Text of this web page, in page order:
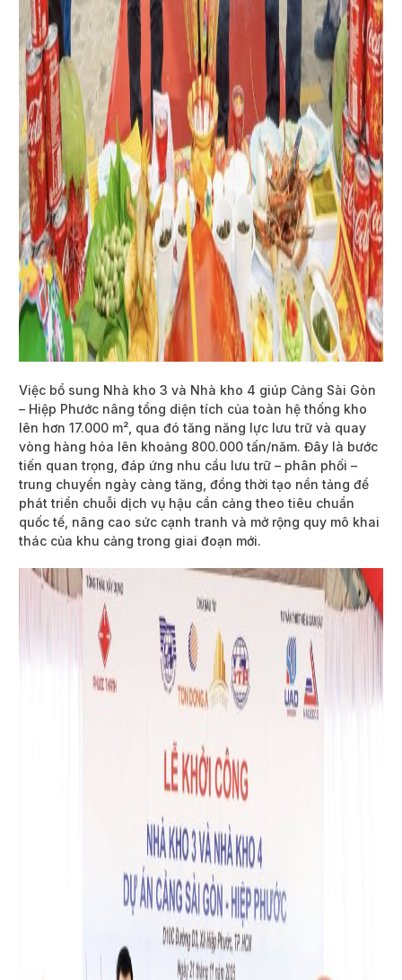
Việc bổ sung Nhà kho 3 và Nhà kho 4 giúp Cảng Sài Gòn
– Hiệp Phước nâng tổng diện tích của toàn hệ thống kho
lên hơn 17.000 m², qua đó tăng năng lực lưu trữ và quay
vòng hàng hóa lên khoảng 800.000 tấn/năm. Đây là bước
tiến quan trọng, đáp ứng nhu cầu lưu trữ – phân phối –
trung chuyển ngày càng tăng, đồng thời tạo nền tảng để
phát triển chuỗi dịch vụ hậu cần cảng theo tiêu chuẩn
quốc tế, nâng cao sức cạnh tranh và mở rộng quy mô khai
thác của khu cảng trong giai đoạn mới.